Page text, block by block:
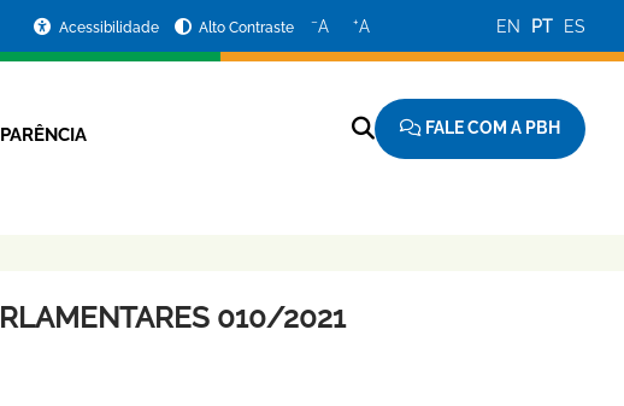
Acessibilidade Alto Contraste −A +A EN PT ES
FALE COM A PBH
010/2021